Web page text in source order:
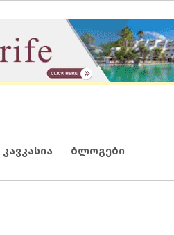
ბლოგები